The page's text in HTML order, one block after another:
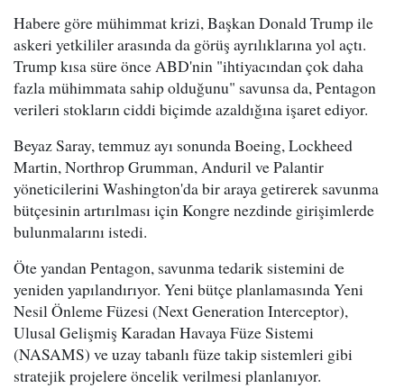
Habere göre mühimmat krizi, Başkan Donald Trump ile
askeri yetkililer arasında da görüş ayrılıklarına yol açtı.
Trump kısa süre önce ABD'nin "ihtiyacından çok daha
fazla mühimmata sahip olduğunu" savunsa da, Pentagon
verileri stokların ciddi biçimde azaldığına işaret ediyor.
Beyaz Saray, temmuz ayı sonunda Boeing, Lockheed
Martin, Northrop Grumman, Anduril ve Palantir
yöneticilerini Washington'da bir araya getirerek savunma
bütçesinin artırılması için Kongre nezdinde girişimlerde
bulunmalarını istedi.
Öte yandan Pentagon, savunma tedarik sistemini de
yeniden yapılandırıyor. Yeni bütçe planlamasında Yeni
Nesil Önleme Füzesi (Next Generation Interceptor),
Ulusal Gelişmiş Karadan Havaya Füze Sistemi
(NASAMS) ve uzay tabanlı füze takip sistemleri gibi
stratejik projelere öncelik verilmesi planlanıyor.